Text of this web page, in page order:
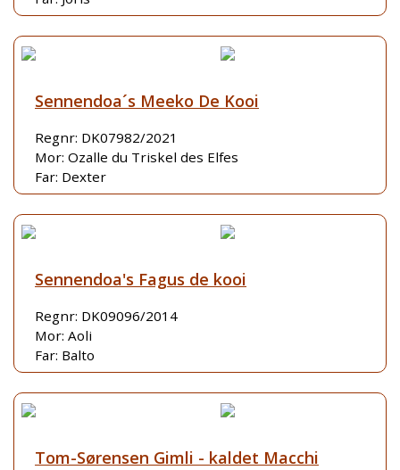
Sennendoa´s Meeko De Kooi
Regnr: DK07982/2021
Mor: Ozalle du Triskel des Elfes
Far: Dexter
Sennendoa's Fagus de kooi
Regnr: DK09096/2014
Mor: Aoli
Far: Balto
Tom-Sørensen Gimli - kaldet Macchi